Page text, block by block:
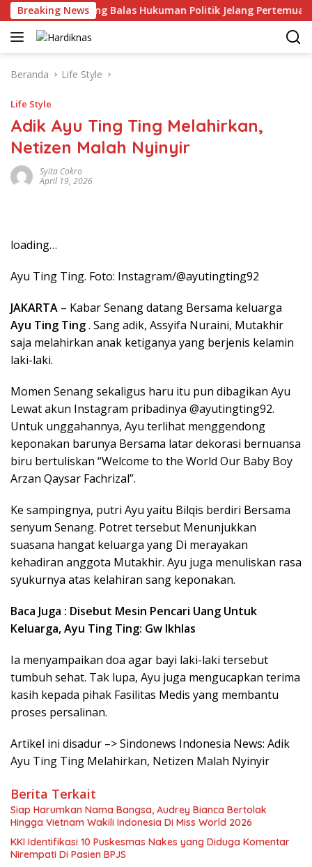
Langsung
ke
konten
Breaking News
AS-China Saling Balas Hukuman Politik Jelang Pertemuan
Beranda Life Style
Life Style
Adik Ayu Ting Ting Melahirkan,
Netizen Malah Nyinyir
Syita Cokro
April 19, 2026
loading…
Ayu Ting Ting. Foto: Instagram/@ayutingting92
JAKARTA – Kabar Senang datang Bersama keluarga
Ayu Ting Ting. Sang adik, Assyifa Nuraini, Mutakhir
saja melahirkan anak ketiganya yang berjenis kelamin
laki-laki.
Momen Senang sekaligus haru itu pun dibagikan Ayu
Lewat akun Instagram pribadinya @ayutingting92.
Untuk unggahannya, Ayu terlihat menggendong
keponakan barunya Bersama latar dekorasi bernuansa
biru bertuliskan “Welcome to the World Our Baby Boy
Arzan Qaysar Fachrizal”.
Ke sampingnya, putri Ayu yaitu Bilqis berdiri Bersama
senyum Senang. Potret tersebut Menunjukkan
suasana hangat keluarga yang Di merayakan
kehadiran anggota Mutakhir. Ayu juga menuliskan rasa
syukurnya atas kelahiran sang keponakan.
Baca Juga : Disebut Mesin Pencari Uang Untuk
Keluarga, Ayu Ting Ting: Gw Ikhlas
Ia menyampaikan doa agar bayi laki-laki tersebut
tumbuh sehat. Tak lupa, Ayu juga mengucapkan terima
kasih kepada pihak Fasilitas Medis yang membantu
proses persalinan.
Artikel ini disadur –> Sindonews Indonesia News: Adik
Ayu Ting Ting Melahirkan, Netizen Malah Nyinyir
Berita Terkait
Siap Harumkan Nama Bangsa, Audrey Bianca Bertolak
Hingga Vietnam Wakili Indonesia Di Miss World 2026
KKI Identifikasi 10 Puskesmas Nakes yang Diduga Komentar
Nirempati Di Pasien BPJS